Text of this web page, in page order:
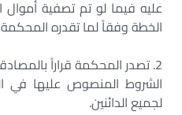
عليه فيما لو تم تصفية أموال
الخطة وفقاً لما تقدره
2. تصدر المحكمة قراراً
الشروط المنصوص عليها في
لجميع الدائنين.